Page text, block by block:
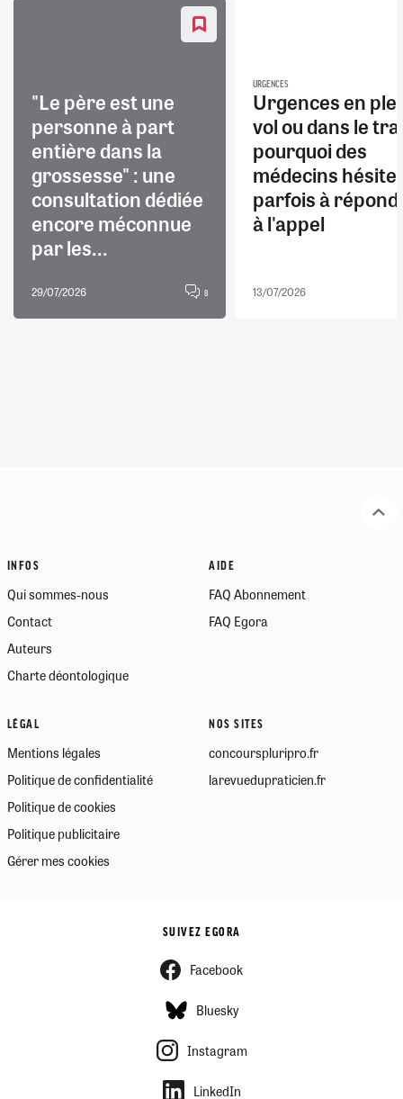
"Le père est une
personne à part
entière dans la
grossesse" : une
consultation dédiée
encore méconnue
par les...
29/07/2026 8
URGENCES
Urgences en
vol ou dans le
pourquoi des
médecins
parfois à
à l'appel
13/07/2026
INFOS
Qui sommes-nous
Contact
Auteurs
Charte déontologique
AIDE
FAQ Abonnement
FAQ Egora
LÉGAL
Mentions légales
Politique de confidentialité
Politique de cookies
Politique publicitaire
Gérer mes cookies
NOS SITES
concourspluripro.fr
larevuedupraticien.fr
SUIVEZ EGORA
Facebook
Bluesky
Instagram
LinkedIn